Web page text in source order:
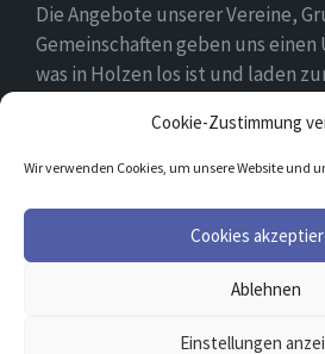
Cookie-Zustimmung
Wir verwenden Cookies, um unsere Website und
Cookies
Ablehnen
Einstellungen
Die Angebote unserer Vereine,
Gemeinschaften geben uns
was in Holzen los ist und laden
und hoffen, dass sie sich in
Facebook